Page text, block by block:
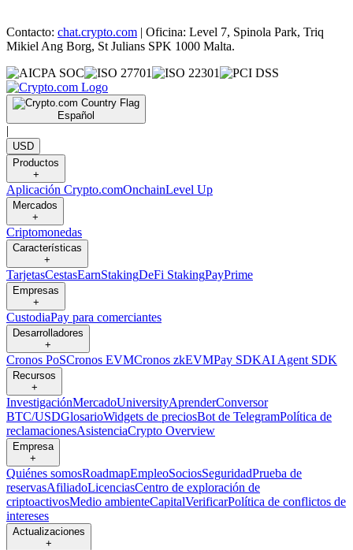
Contacto: chat.crypto.com | Oficina: Level 7, Spinola Park, Triq
Mikiel Ang Borg, St Julians SPK 1000 Malta.
Español
|
USD
Productos
+
Aplicación Crypto.comOnchainLevel Up
Mercados
+
Criptomonedas
Características
+
TarjetasCestasEarnStakingDeFi StakingPayPrime
Empresas
+
CustodiaPay para comerciantes
Desarrolladores
+
Cronos PoSCronos EVMCronos zkEVMPay SDKAI Agent SDK
Recursos
+
InvestigaciónMercadoUniversityAprenderConversor
BTC/USDGlosarioWidgets de preciosBot de TelegramPolítica de
reclamacionesAsistenciaCrypto Overview
Empresa
+
Quiénes somosRoadmapEmpleoSociosSeguridadPrueba de
reservasAfiliadoLicenciasCentro de exploración de
criptoactivosMedio ambienteCapitalVerificarPolítica de conflictos de
intereses
Actualizaciones
+